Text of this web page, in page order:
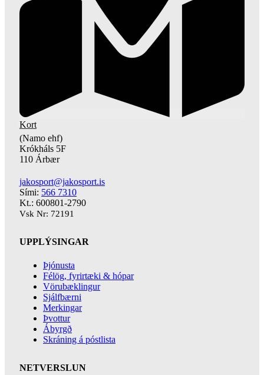
Kort
(Namo ehf)
Krókháls 5F
110 Árbær
jakosport@jakosport.is
Sími: 566 7310
Kt.: 600801-2790
Vsk Nr: 72191
UPPLÝSINGAR
Þjónusta
Félög, fyrirtæki & hópar
Vörubæklingur
Sjálfbærni
Merkingar
Þvottur
Ábyrgð
Skráning á póstlista
NETVERSLUN